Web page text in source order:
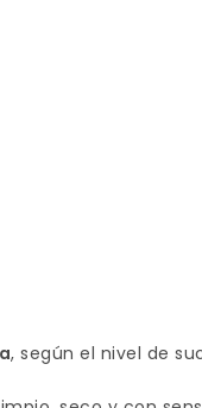
, según el nivel de